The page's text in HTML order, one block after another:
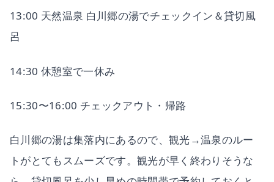
13:00 天然温泉 白川郷の湯でチェックイン＆貸切風
呂
14:30 休憩室で一休み
15:30〜16:00 チェックアウト・帰路
白川郷の湯は集落内にあるので、観光→温泉のルー
トがとてもスムーズです。観光が早く終わりそうな